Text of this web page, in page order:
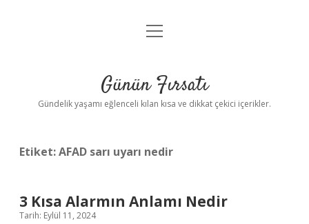
Anasayfa
Yasal Uyarı
menüyü
Günün Fırsatı
Gündelik yaşamı eğlenceli kılan kısa ve dikkat çekici içerikler.
Etiket:AFAD sarı uyarı nedir
3 Kısa Alarmın Anlamı Nedir
Tarih: Eylül 11, 2024